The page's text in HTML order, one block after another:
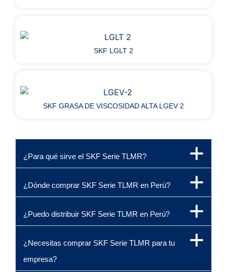
SKF LGLT 2
SKF GRASA DE VISCOSIDAD ALTA LGEV 2
¿Para qué sirve el SKF Serie TLMR?
¿Dónde comprar SKF Serie TLMR en Perú?
¿Puedo distribuir SKF Serie TLMR en Perú?
¿Necesitas comprar SKF Serie TLMR para tu
empresa?